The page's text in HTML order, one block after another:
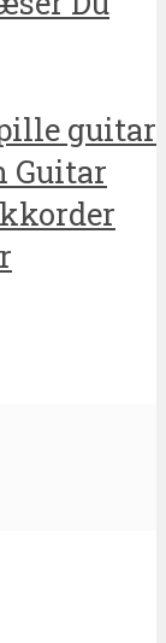
guitar
Guitar